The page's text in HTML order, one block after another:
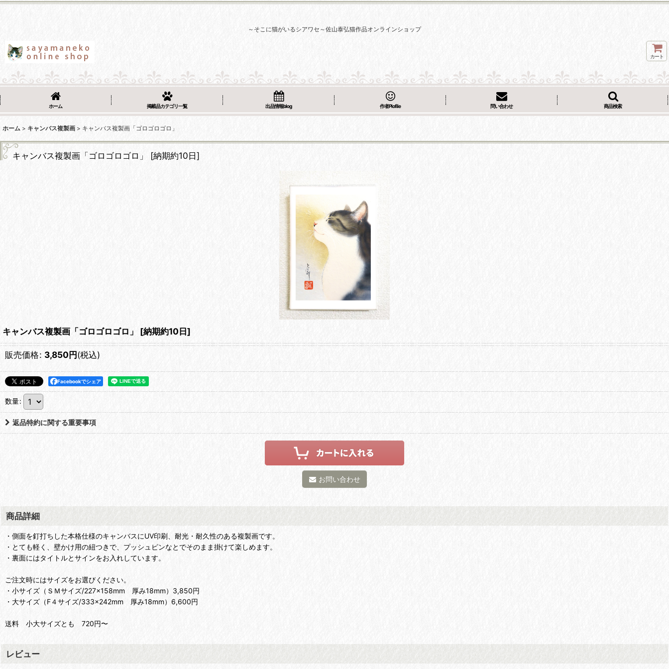
～そこに猫がいるシアワセ～佐山泰弘猫作品オンラインショップ
カート
ホーム 掲載品カテゴリ一覧 出品情報blog 作者Plofile 問い合わせ 商品検索
ホーム > キャンバス複製画 > キャンバス複製画「ゴロゴロゴロ」
キャンバス複製画「ゴロゴロゴロ」 [納期約10日]
キャンバス複製画「ゴロゴロゴロ」 [納期約10日]
販売価格: 3,850円(税込)
Facebookでシェア
数量:
返品特約に関する重要事項
お問い合わせ
商品詳細
・側面を釘打ちした本格仕様のキャンバスにUV印刷、耐光・耐久性のある複製画です。
・とても軽く、壁かけ用の紐つきで、プッシュピンなとでそのまま掛けて楽しめます。
・裏面にはタイトルとサインをお入れしています。
ご注文時にはサイズをお選びください。
・小サイズ（ＳＭサイズ/227×158mm 厚み18mm）3,850円
・大サイズ（F４サイズ/333×242mm 厚み18mm）6,600円
送料 小大サイズとも 720円〜
レビュー